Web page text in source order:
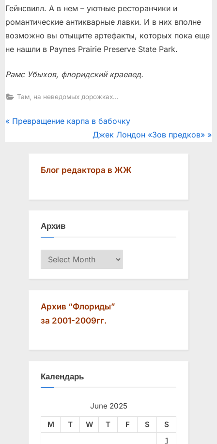
Гейнсвилл. А в нем – уютные ресторанчики и
романтические антикварные лавки. И в них вполне
возможно вы отыщите артефакты, которых пока еще
не нашли в Paynes Prairie Preserve State Park.
Рамс Убыхов, флоридский краевед.
Там, на неведомых дорожках…
Post
P
Превращение карпа в бабочку
N
t
o
Джек Лондон «Зов предков»
Блог редактора в ЖЖ
Архив
Архив
Архив “Флориды”
за 2001-2009гг.
Календарь
June 2025
M
T W T F S
S
1